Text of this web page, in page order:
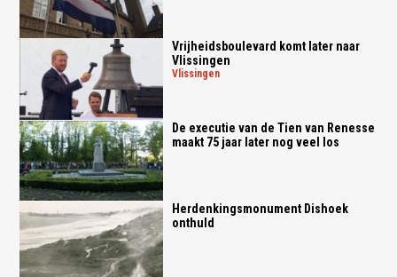
Vrijheidsboulevard komt later naar
Vlissingen
vlissingen
De executie van de Tien van Renesse
maakt 75 jaar later nog veel los
Herdenkingsmonument Dishoek
onthuld